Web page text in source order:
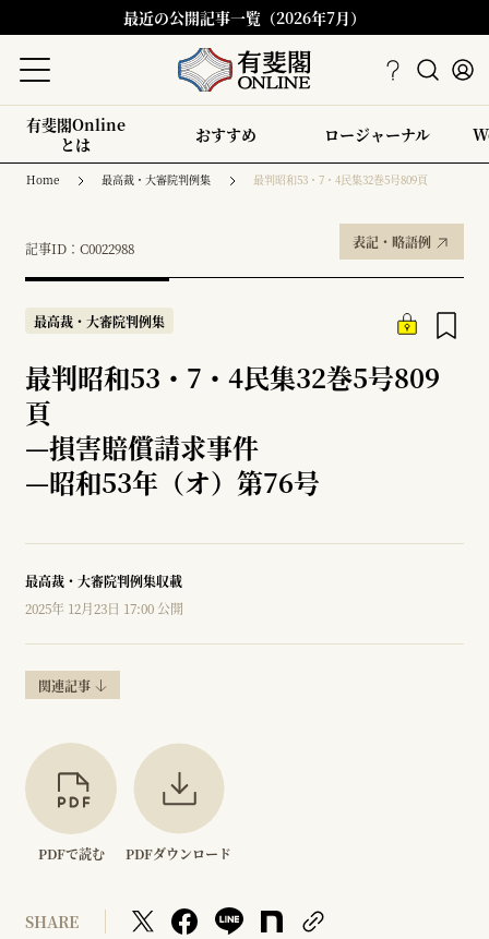
最近の公開記事一覧（2026年7月）
有斐閣Online
とは
おすすめ ロージャーナル
Home 最高裁・大審院判例集 最判昭和53・7・4民集32巻5号809頁
記事ID：C0022988 表記・略語例
最高裁・大審院判例集
最判昭和53・7・4民集32巻5号809
頁
—損害賠償請求事件
—昭和53年（オ）第76号
最高裁・大審院判例集収載
2025年 12月23日 17:00 公開
関連記事
PDFで読む PDFダウンロード
SHARE